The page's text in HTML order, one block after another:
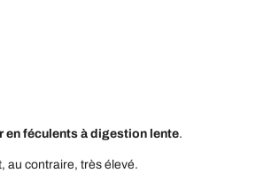
en féculents à digestion lente.
au contraire, très élevé.